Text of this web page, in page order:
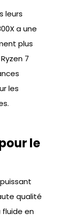
leurs
a une
plus
7
les
le
qualité
fluide en